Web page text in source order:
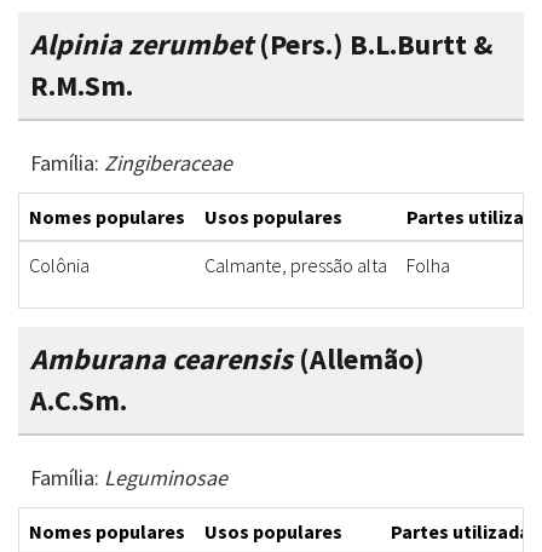
Alpinia zerumbet(Pers.) B.L.Burtt &
R.M.Sm.
Família: Zingiberaceae
Nomes populares Usos populares
Partes
Colônia
Calmante, pressão alta Folha
Amburana cearensis(Allemão)
A.C.Sm.
Família: Leguminosae
Nomes populares Usos populares
Partes utilizadas